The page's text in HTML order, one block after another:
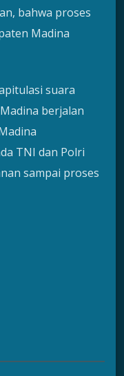
bahwa proses
Madina
suara
berjalan
TNI dan Polri
sampai proses